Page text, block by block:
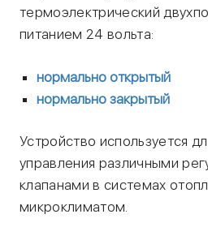
термоэлектрический
питанием 24 вольта:
нормально открытый
нормально закрытый
Устройство используется
управления различными
клапанами в системах
микроклиматом.